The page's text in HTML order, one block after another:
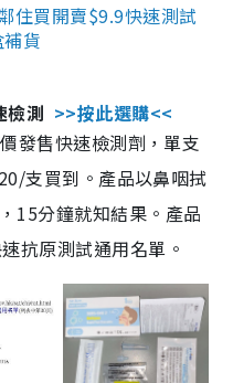
住買開賣$9.9快速測試
貨
檢測 >>按此選購<<
發售快速檢測劑，單支
支買到。產品以鼻咽拭
15分鐘就知結果。產品
抗原測試通用名單。